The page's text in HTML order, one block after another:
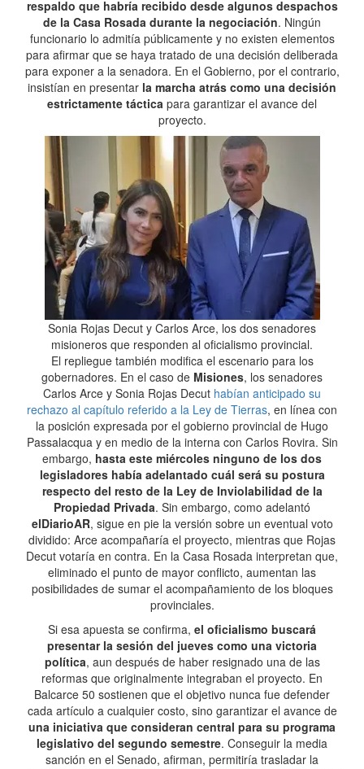
respaldo que habría recibido desde algunos despachos
de la Casa Rosada durante la negociación. Ningún
funcionario lo admitía públicamente y no existen elementos
para afirmar que se haya tratado de una decisión deliberada
para exponer a la senadora. En el Gobierno, por el contrario,
insistían en presentar la marcha atrás como una decisión
estrictamente táctica para garantizar el avance del
proyecto.
Sonia Rojas Decut y Carlos Arce, los dos senadores
misioneros que responden al oficialismo provincial.
El repliegue también modifica el escenario para los
gobernadores. En el caso de Misiones, los senadores
Carlos Arce y Sonia Rojas Decut habían anticipado su
rechazo al capítulo referido a la Ley de Tierras, en línea con
la posición expresada por el gobierno provincial de Hugo
Passalacqua y en medio de la interna con Carlos Rovira. Sin
embargo, hasta este miércoles ninguno de los dos
legisladores había adelantado cuál será su postura
respecto del resto de la Ley de Inviolabilidad de la
Propiedad Privada. Sin embargo, como adelantó
elDiarioAR, sigue en pie la versión sobre un eventual voto
dividido: Arce acompañaría el proyecto, mientras que Rojas
Decut votaría en contra. En la Casa Rosada interpretan que,
eliminado el punto de mayor conflicto, aumentan las
posibilidades de sumar el acompañamiento de los bloques
provinciales.
Si esa apuesta se confirma, el oficialismo buscará
presentar la sesión del jueves como una victoria
política, aun después de haber resignado una de las
reformas que originalmente integraban el proyecto. En
Balcarce 50 sostienen que el objetivo nunca fue defender
cada artículo a cualquier costo, sino garantizar el avance de
una iniciativa que consideran central para su programa
legislativo del segundo semestre. Conseguir la media
sanción en el Senado, afirman, permitiría trasladar la